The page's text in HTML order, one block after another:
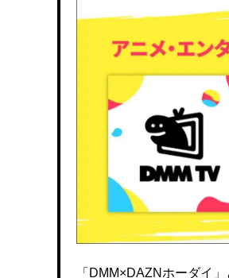
「DMM×DAZNホーダイ